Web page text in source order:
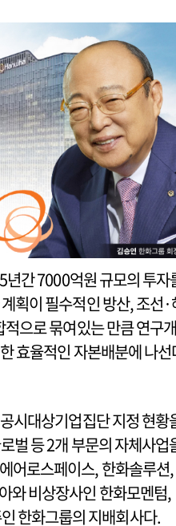
간 7000억원 규모의 투자
획이 필수적인 방산, 조선·
으로 묶여있는 만큼 연구개
효율적인 자본배분에 나선
시대상기업집단 지정 현황
벌 등 2개 부문의 자체사업
어로스페이스, 한화솔루션,
와 비상장사인 한화모멘텀,
한화그룹의 지배회사다.